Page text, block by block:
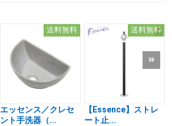
送料無料
エッセンス／クレセ
ント手洗器（...
送料無料
【Essence】ストレ
ート止...